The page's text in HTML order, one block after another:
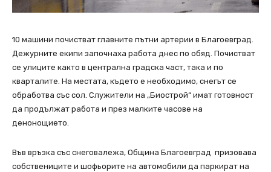
10 машини почистват главните пътни артерии в Благоевград.
Дежурните екипи започнаха работа днес по обяд. Почистват
се улиците както в централна градска част, така и по
кварталите. На местата, където е необходимо, снегът се
обработва със сол. Служители на „Биострой“ имат готовност
да продължат работа и през малките часове на
денонощието.
Във връзка със снеговалежа, Община Благоевград призовава
собствениците и шофьорите на автомобили да паркират на